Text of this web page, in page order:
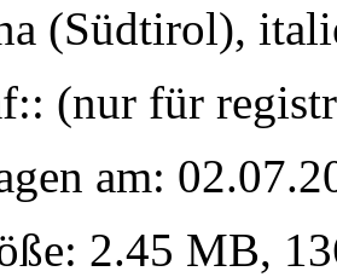
(Südtirol),
(nur für
am:
2.45 MB,